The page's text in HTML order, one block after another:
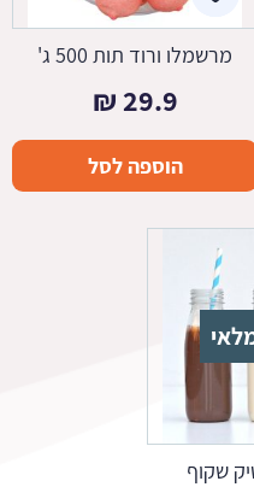
מרשמלו ורוד תות 500 ג'
29.9
₪
הוספה לסל
שקוף